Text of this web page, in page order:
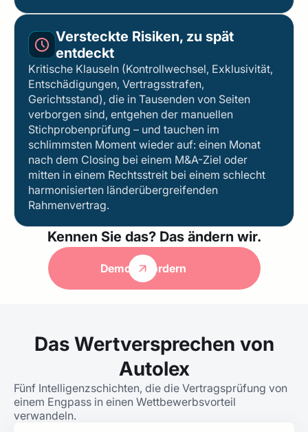
Versteckte Risiken, zu spät
entdeckt
Kritische Klauseln (Kontrollwechsel, Exklusivität,
Entschädigungen, Vertragsstrafen,
Gerichtsstand), die in Tausenden von Seiten
verborgen sind, entgehen der manuellen
Stichprobenprüfung – und tauchen im
schlimmsten Moment wieder auf: einen Monat
nach dem Closing bei einem M&A-Ziel oder
mitten in einem Rechtsstreit bei einem schlecht
harmonisierten länderübergreifenden
Rahmenvertrag.
Kennen Sie das? Das ändern wir.
Demo anfordern
Das Wertversprechen von
Autolex
Fünf Intelligenzschichten, die die Vertragsprüfung von
einem Engpass in einen Wettbewerbsvorteil
verwandeln.